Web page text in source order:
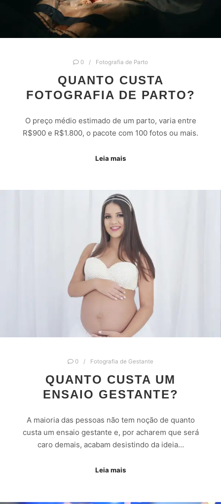
0 Fotografia de Parto
QUANTO CUSTA
FOTOGRAFIA DE PARTO?
O preço médio estimado de um parto, varia entre
R$900 e R$1.800, o pacote com 100 fotos ou mais.
Leia mais
0 Fotografia de Gestante
QUANTO CUSTA UM
ENSAIO GESTANTE?
A maioria das pessoas não tem noção de quanto
custa um ensaio gestante e, por acharem que será
caro demais, acabam desistindo da ideia…
Leia mais